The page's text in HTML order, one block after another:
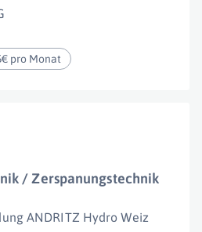
pro Monat
/ Zerspanungstechnik
ANDRITZ Hydro Weiz